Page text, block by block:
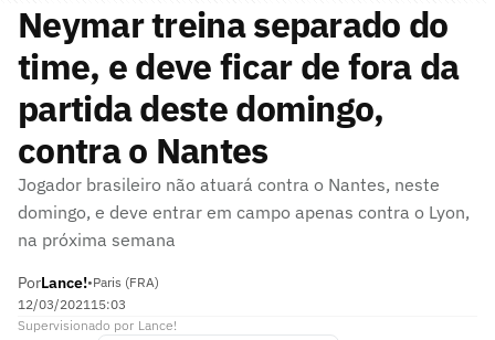
Neymar treina separado do
time, e deve ficar de fora da
partida deste domingo,
contra o Nantes
Jogador brasileiro não atuará contra o Nantes, neste
domingo, e deve entrar em campo apenas contra o Lyon,
na próxima semana
PorLance!•Paris (FRA)
12/03/202115:03
Supervisionado por Lance!